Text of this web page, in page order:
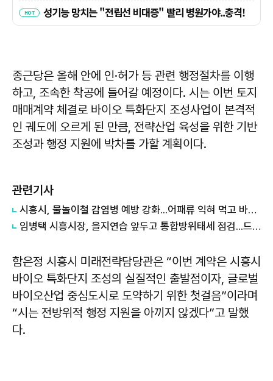
종근당은 올해 안에 인·허가 등 관련 행정절차를 이행
하고, 조속한 착공에 들어갈 예정이다. 시는 이번 토지
매매계약 체결로 바이오 특화단지 조성사업이 본격적
인 궤도에 오르게 된 만큼, 전략산업 육성을 위한 기반
조성과 행정 지원에 박차를 가할 계획이다.
관련기사
시흥시, 물놀이철 감염병 예방 강화...어패류 익혀 먹고 바닷물 상처접촉 피해야
임병택 시흥시장, 을지연습 앞두고 통합방위태세 점검...드론 대응 역량 강화
함은정 시흥시 미래전략담당관은 “이번 계약은 시흥시
바이오 특화단지 조성의 실질적인 출발점이자, 글로벌
바이오산업 중심도시로 도약하기 위한 첫걸음”이라며
“시는 전방위적 행정 지원을 아끼지 않겠다”고 말했
다.